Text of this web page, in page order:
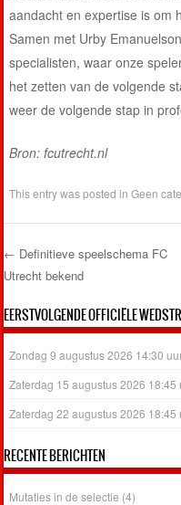
aandacht en expertise is om
Samen met Urby
specialisten, waar onze
het zetten van de volgende
weer de volgende stap in
Bron: fcutrecht.nl
This entry was posted inGeen
Post navigation
← Definitieve speelschema FC
Utrecht bekend
EERSTVOLGENDE OFFICIËLE
Zondag 9 augustus 2026 14:30
Zaterdag 15 augustus 2026 18:45
Zaterdag 22 augustus 2026
RECENTE BERICHTEN
Mutaties in de selectie (4)